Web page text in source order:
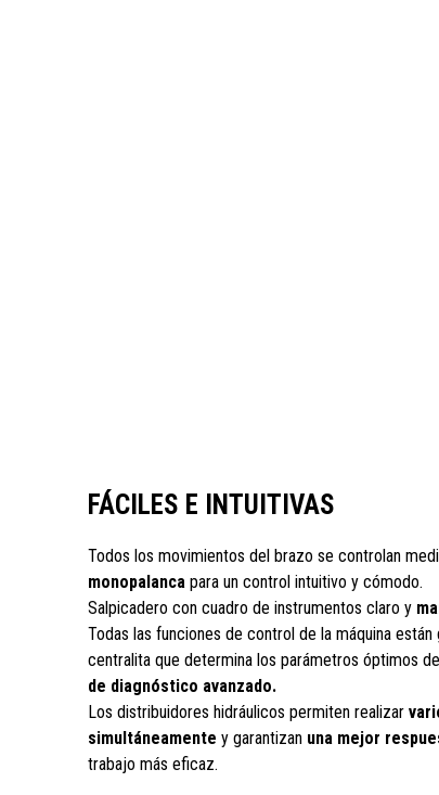
FÁCILES E INTUITIVAS
Todos los movimientos del brazo se controlan
monopalancapara un control intuitivo y cómodo.
Salpicadero con cuadro de instrumentos claro y
Todas las funciones de control de la máquina están
centralita que determina los parámetros óptimos
de diagnóstico avanzado.
Los distribuidores hidráulicos permiten realizar
simultáneamente y garantizan una mejor
trabajo más eficaz.